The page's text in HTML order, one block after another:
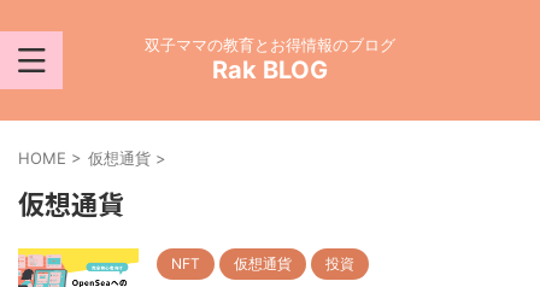
双子ママの教育とお得情報のブログ
Rak BLOG
HOME > 仮想通貨 >
仮想通貨
NFT 仮想通貨 投資